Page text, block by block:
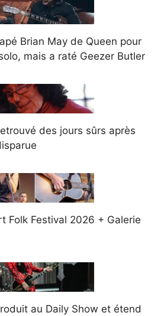
Brian May de Queen pour
mais a raté Geezer Butler
des jours sûrs après
Folk Festival 2026 + Galerie
au Daily Show et étend